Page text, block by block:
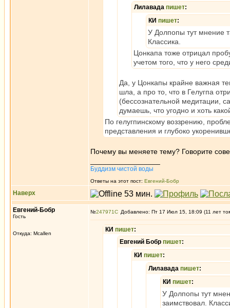
Лилавада пишет:
КИ пишет:
У Долпопы тут мнение
Классика.
Цонкапа тоже отрицал
учетом того, что у него
Да, у Цонкапы крайне важная
шла, а про то, что в Гелугпа
(бессознательной медитации,
думаешь, что угодно и хоть
По гелугпинскому воззрению,
представления и глубоко
Почему вы меняете тему? Говорите
Буддизм чистой воды
Ответы на этот пост: Евгений-Бобр
Наверх
Евгений-Бобр
Гость
Откуда: Mcallen
№247971 Добавлено: Пт 17 Июл 15, 18:09 (11 лет
КИ пишет:
Евгений Бобр пишет:
КИ пишет:
Лилавада пишет:
КИ пишет:
У Долпопы тут
заимствовал.